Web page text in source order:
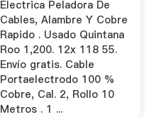
Electrica Peladora De
Cables, Alambre Y Cobre
Rapido . Usado Quintana
Roo 1,200. 12x 118 55.
Envío gratis. Cable
Portaelectrodo 100 %
Cobre, Cal. 2, Rollo 10
Metros . 1 ...